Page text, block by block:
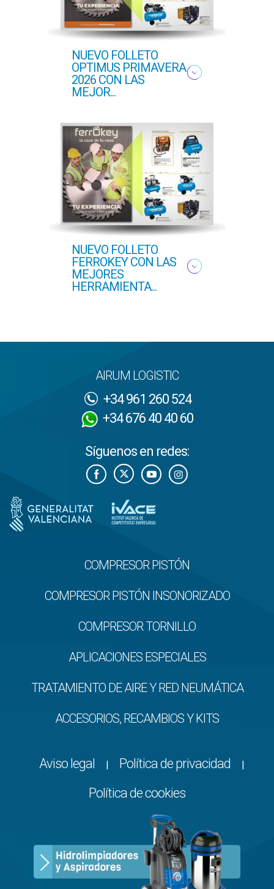
NUEVO FOLLETO
OPTIMUS PRIMAVERA
2026 CON LAS
MEJOR...
NUEVO FOLLETO
FERROKEY CON LAS
MEJORES
HERRAMIENTA...
AIRUM LOGISTIC
+34 961 260 524
+34 676 40 40 60
Síguenos en redes:
COMPRESOR PISTÓN
COMPRESOR PISTÓN INSONORIZADO
COMPRESOR TORNILLO
APLICACIONES ESPECIALES
TRATAMIENTO DE AIRE Y RED NEUMÁTICA
ACCESORIOS, RECAMBIOS Y KITS
Aviso legal | Política de privacidad |
Política de cookies